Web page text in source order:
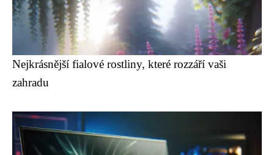
Nejkrásnější fialové rostliny, které rozzáří vaši
zahradu